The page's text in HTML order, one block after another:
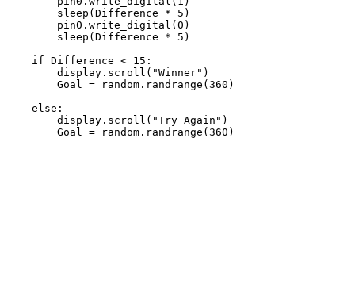
        sleep(Difference * 5)
        pin0.write_digital(0)
        sleep(Difference * 5)
    if Difference < 15:
        display.scroll("Winner")
        Goal = random.randrange(360)
    else:
        display.scroll("Try Again")